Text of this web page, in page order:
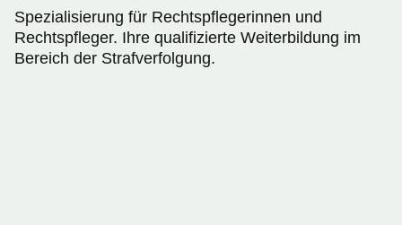
Spezialisierung für Rechtspflegerinnen und
Rechtspfleger. Ihre qualifizierte Weiterbildung im
Bereich der Strafverfolgung.